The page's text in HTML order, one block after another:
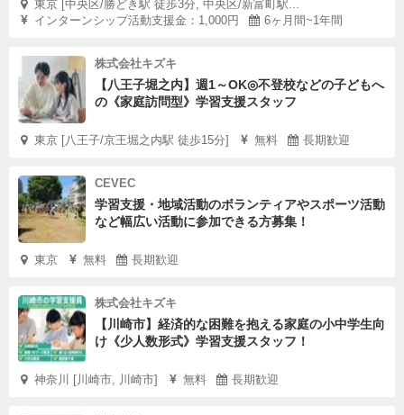
東京 [中央区/勝どき駅 徒歩3分, 中央区/新富町駅...
インターンシップ活動支援金：1,000円
6ヶ月間~1年間
株式会社キズキ
【八王子堀之内】週1～OK◎不登校などの子どもへ
の《家庭訪問型》学習支援スタッフ
東京 [八王子/京王堀之内駅 徒歩15分] 無料 長期歓迎
CEVEC
学習支援・地域活動のボランティアやスポーツ活動
など幅広い活動に参加できる方募集！
東京 無料 長期歓迎
株式会社キズキ
【川崎市】経済的な困難を抱える家庭の小中学生向
け《少人数形式》学習支援スタッフ！
神奈川 [川崎市, 川崎市] 無料 長期歓迎